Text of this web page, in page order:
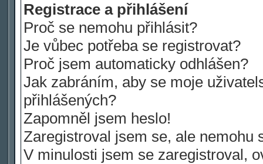
Registrace a přihlášení
Proč se nemohu přihlásit?
Je vůbec potřeba se registrovat?
Proč jsem automaticky odhlášen?
Jak zabráním, aby se moje
přihlášených?
Zapomněl jsem heslo!
Zaregistroval jsem se, ale nemohu
V minulosti jsem se zaregistroval,